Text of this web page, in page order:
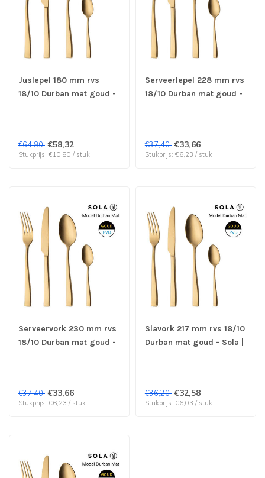
Juslepel 180 mm rvs
18/10 Durban mat goud -
€64,80 €58,32
Stukprijs: €10,80 / stuk
Serveerlepel 228 mm rvs
18/10 Durban mat goud -
€37,40 €33,66
Stukprijs: €6,23 / stuk
Serveervork 230 mm rvs
18/10 Durban mat goud -
€37,40 €33,66
Stukprijs: €6,23 / stuk
Slavork 217 mm rvs 18/10
Durban mat goud - Sola |
€36,20 €32,58
Stukprijs: €6,03 / stuk